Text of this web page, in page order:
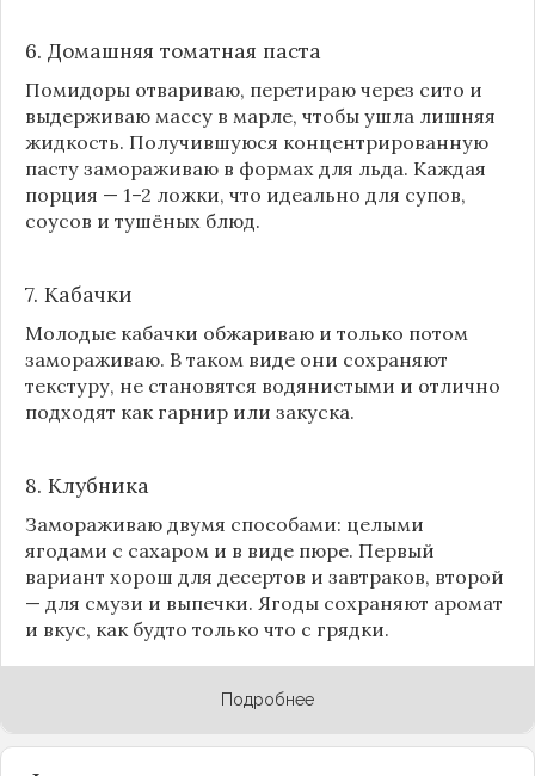
6. Домашняя томатная паста
Помидоры отвариваю, перетираю через сито и
выдерживаю массу в марле, чтобы ушла лишняя
жидкость. Получившуюся концентрированную
пасту замораживаю в формах для льда. Каждая
порция — 1–2 ложки, что идеально для супов,
соусов и тушёных блюд.
7. Кабачки
Молодые кабачки обжариваю и только потом
замораживаю. В таком виде они сохраняют
текстуру, не становятся водянистыми и отлично
подходят как гарнир или закуска.
8. Клубника
Замораживаю двумя способами: целыми
ягодами с сахаром и в виде пюре. Первый
вариант хорош для десертов и завтраков, второй
— для смузи и выпечки. Ягоды сохраняют аромат
и вкус, как будто только что с грядки.
Подробнее